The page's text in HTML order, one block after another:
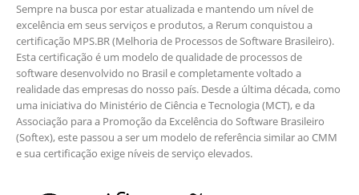
Sempre na busca por estar atualizada e mantendo um nível de
excelência em seus serviços e produtos, a Rerum conquistou a
certificação MPS.BR (Melhoria de Processos de Software Brasileiro).
Esta certificação é um modelo de qualidade de processos de
software desenvolvido no Brasil e completamente voltado a
realidade das empresas do nosso país. Desde a última década, como
uma iniciativa do Ministério de Ciência e Tecnologia (MCT), e da
Associação para a Promoção da Excelência do Software Brasileiro
(Softex), este passou a ser um modelo de referência similar ao CMM
e sua certificação exige níveis de serviço elevados.